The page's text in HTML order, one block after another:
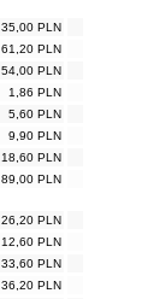
35,00 PLN
61,20 PLN
54,00 PLN
1,86 PLN
5,60 PLN
9,90 PLN
18,60 PLN
89,00 PLN
26,20 PLN
12,60 PLN
33,60 PLN
36,20 PLN